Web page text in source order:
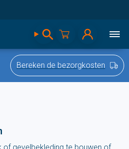
Bereken de bezorgkosten